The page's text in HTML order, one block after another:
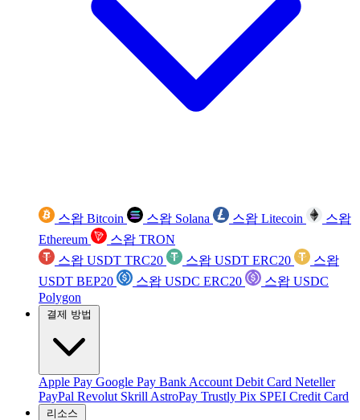
스왑 Bitcoin 스왑 Solana 스왑 Litecoin
스왑
Ethereum
스왑 TRON
스왑 USDT TRC20
스왑 USDT ERC20
스왑
USDT BEP20
스왑 USDC ERC20
스왑 USDC
Polygon
결제 방법
Apple Pay Google Pay Bank Account Debit Card Neteller
PayPal Revolut Skrill AstroPay Trustly Pix SPEI Credit Card
리소스